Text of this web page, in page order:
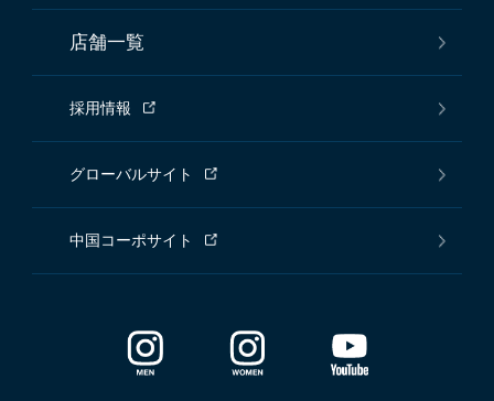
店舗一覧
採用情報
グローバルサイト
中国コーポサイト